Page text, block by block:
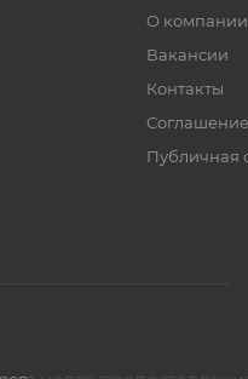
О компании
Вакансии
Контакты
Соглашение
Публичная